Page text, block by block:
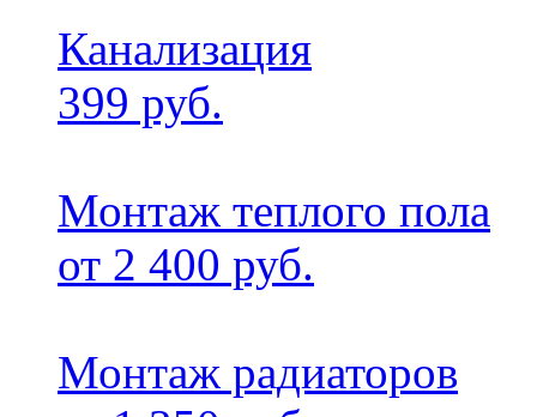
Канализация
399 руб.
Монтаж теплого пола
от 2 400 руб.
Монтаж радиаторов